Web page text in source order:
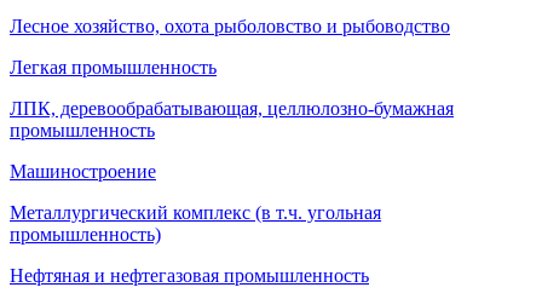
Лесное хозяйство, охота рыболовство и рыбоводство
Легкая промышленность
ЛПК, деревообрабатывающая, целлюлозно-бумажная
промышленность
Машиностроение
Металлургический комплекс (в т.ч. угольная
промышленность)
Нефтяная и нефтегазовая промышленность